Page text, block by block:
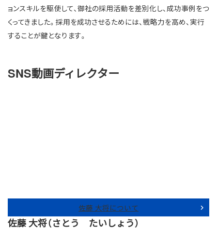
ョンスキルを駆使して、御社の採用活動を差別化し、成功事例をつ
くってきました。採用を成功させるためには、戦略力を高め、実行
することが鍵となります。
SNS動画ディレクター
佐藤 大将について
佐藤 大将（さとう たいしょう）